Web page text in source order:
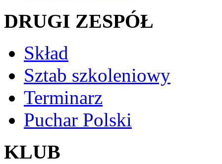
DRUGI ZESPÓŁ
Skład
Sztab szkoleniowy
Terminarz
Puchar Polski
KLUB